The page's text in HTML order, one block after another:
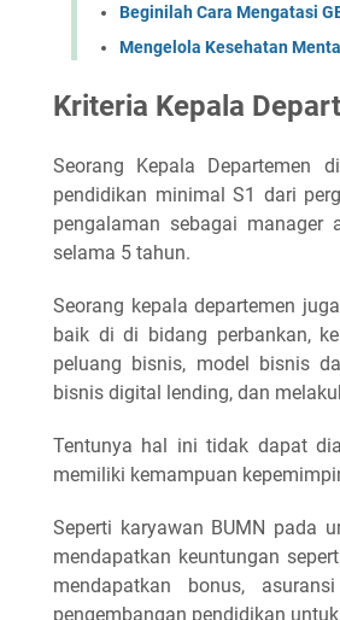
Beginilah Cara Mengatasi
Mengelola Kesehatan
Kriteria Kepala
Seorang Kepala Departemen
pendidikan minimal S1 dari
pengalaman sebagai
selama 5 tahun.
Seorang kepala departemen
baik di di bidang perbankan,
peluang bisnis, model bisnis
bisnis digital lending, dan
Tentunya hal ini tidak dapat
memiliki kemampuan
Seperti karyawan BUMN pada
mendapatkan keuntungan
mendapatkan bonus,
pengembangan pendidikan